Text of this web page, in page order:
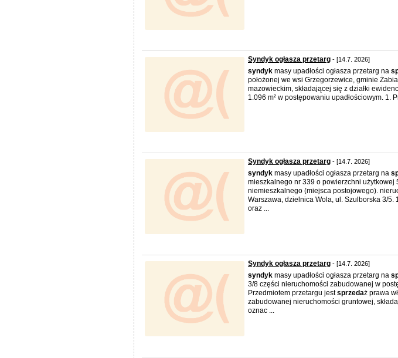
Syndyk ogłasza przetarg - [14.7. 2026]
syndyk masy upadłości ogłasza przetarg na
położonej we wsi Grzegorzewice, gminie
mazowieckim, składającej się z działki
1.096 m² w postępowaniu upadłościowym. 1.
Syndyk ogłasza przetarg - [14.7. 2026]
syndyk masy upadłości ogłasza przetarg na
mieszkalnego nr 339 o powierzchni użytkowej
niemieszkalnego (miejsca postojowego).
Warszawa, dzielnica Wola, ul. Szulborska 3/5.
oraz ...
Syndyk ogłasza przetarg - [14.7. 2026]
syndyk masy upadłości ogłasza przetarg na
3/8 części nieruchomości zabudowanej w
Przedmiotem przetargu jestsprzedaż prawa
zabudowanej nieruchomości gruntowej,
oznac ...